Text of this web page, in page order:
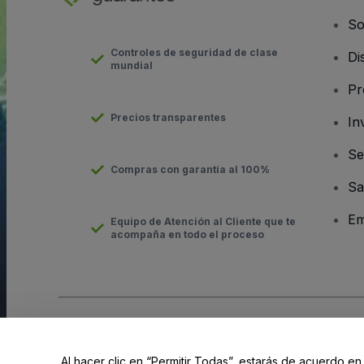
Controles de seguridad de clase
mundial
Precios transparentes
Compras con garantía al 100%
Equipo de Atención al Cliente que te
acompaña en todo el proceso
Al hacer clic en “Permitir Todas”, estarás de acuerdo